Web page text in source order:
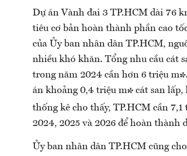
Dự án Vành đai 3 TP.HCM dài 76
tiêu cơ bản hoàn thành phần cao
của Ủy ban nhân dân TP.HCM,
nhiều khó khăn. Tổng nhu cầu cát
trong năm 2024 cần hơn 6 triệu
án khoảng 0,4 triệu m³ cát san
thống kê cho thấy, TP.HCM cần 7,1
2024, 2025 và 2026 để hoàn thành
Ủy ban nhân dân TP.HCM cũng